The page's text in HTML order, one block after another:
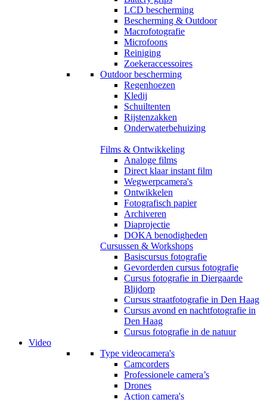
LCD bescherming
Bescherming & Outdoor
Macrofotografie
Microfoons
Reiniging
Zoekeraccessoires
Outdoor bescherming
Regenhoezen
Kledij
Schuiltenten
Rijstenzakken
Onderwaterbehuizing
Films & Ontwikkeling
Analoge films
Direct klaar instant film
Wegwerpcamera's
Ontwikkelen
Fotografisch papier
Archiveren
Diaprojectie
DOKA benodigheden
Cursussen & Workshops
Basiscursus fotografie
Gevorderden cursus fotografie
Cursus fotografie in Diergaarde
Blijdorp
Cursus straatfotografie in Den Haag
Cursus avond en nachtfotografie in
Den Haag
Cursus fotografie in de natuur
Video
Type videocamera's
Camcorders
Professionele camera’s
Drones
Action camera's